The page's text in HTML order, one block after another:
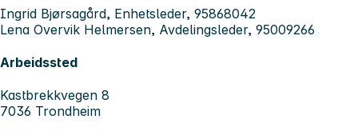
Ingrid Bjørsagård, Enhetsleder, 95868042
Lena Overvik Helmersen, Avdelingsleder, 95009266
Arbeidssted
Kastbrekkvegen 8
7036 Trondheim